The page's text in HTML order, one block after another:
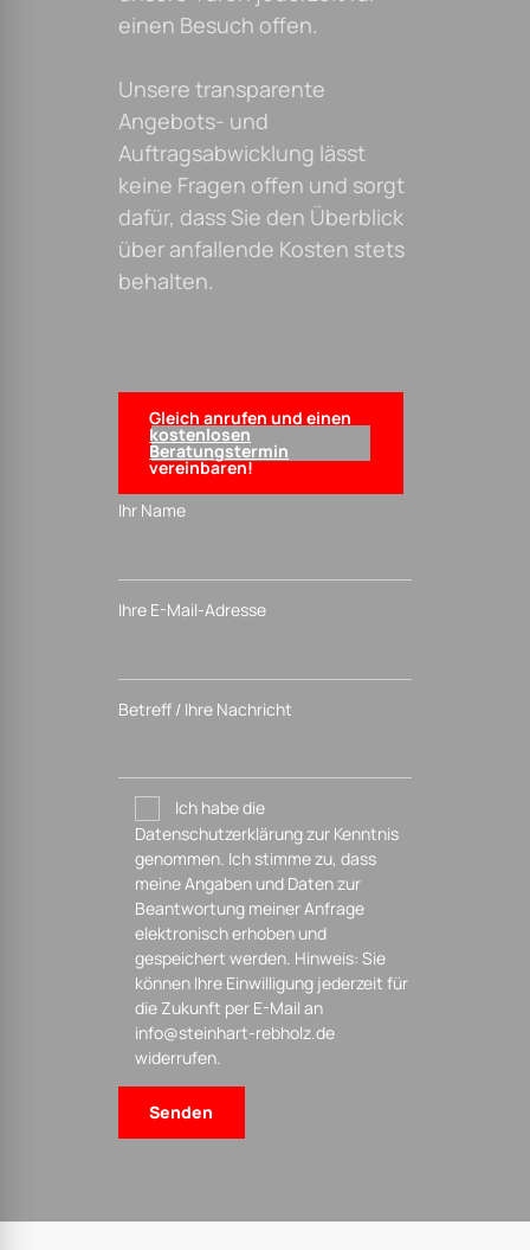
einen Besuch offen.
Unsere transparente
Angebots- und
Auftragsabwicklung lässt
keine Fragen offen und sorgt
dafür, dass Sie den Überblick
über anfallende Kosten stets
behalten.
Gleich anrufen und einen
kostenlosen
Beratungstermin
vereinbaren!
Ihr Name
Ihre E-Mail-Adresse
Betreff / Ihre Nachricht
Ich habe die
Datenschutzerklärung zur Kenntnis
genommen. Ich stimme zu, dass
meine Angaben und Daten zur
Beantwortung meiner Anfrage
elektronisch erhoben und
gespeichert werden. Hinweis: Sie
können Ihre Einwilligung jederzeit für
die Zukunft per E-Mail an
info@steinhart-rebholz.de
widerrufen.